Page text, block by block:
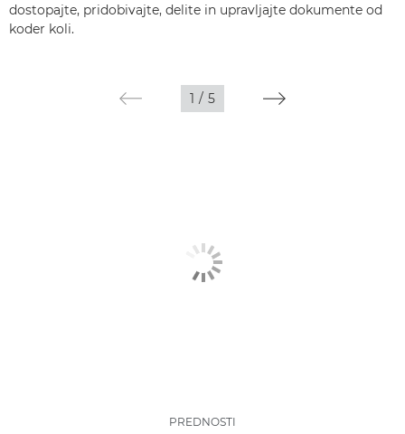
dostopajte, pridobivajte, delite in upravljajte dokumente od
koder koli.
1 / 5
PREDNOSTI